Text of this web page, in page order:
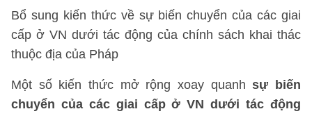
Bổ sung kiến thức về sự biến chuyển của các giai
cấp ở VN dưới tác động của chính sách khai thác
thuộc địa của Pháp
Một số kiến thức mở rộng xoay quanhsự biến
chuyển của các giai cấp ở VN dưới tác động